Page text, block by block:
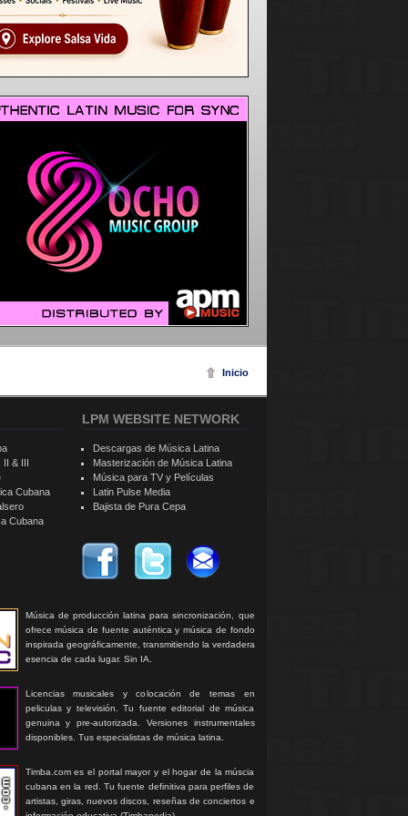
Inicio
Música de producción latina para sincronización, que
ofrece música de fuente auténtica y música de fondo
inspirada geográficamente, transmitiendo la verdadera
esencia de cada lugar. Sin IA.
Licencias musicales y colocación de temas en
peliculas y televisión. Tu fuente editorial de música
genuina y pre-autorizada. Versiones instrumentales
disponibles. Tus especialistas de música latina.
Timba.com es el portal mayor y el hogar de la múscia
cubana en la red. Tu fuente definitiva para perfiles de
artistas, giras, nuevos discos, reseñas de conciertos e
II & III
Cubana
Cubana
LPM WEBSITE NETWORK
Descargas de Música Latina
Masterización de Música Latina
Música para TV y Películas
Latin Pulse Media
Bajista de Pura Cepa